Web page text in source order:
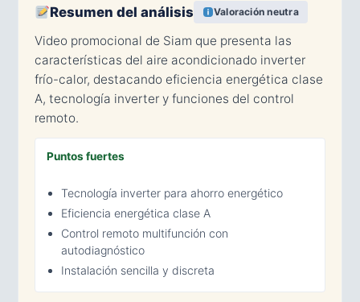
Resumen del análisis Valoración neutra
Video promocional de Siam que presenta las
características del aire acondicionado inverter
frío-calor, destacando eficiencia energética clase
A, tecnología inverter y funciones del control
remoto.
Puntos fuertes
Tecnología inverter para ahorro energético
Eficiencia energética clase A
Control remoto multifunción con
autodiagnóstico
Instalación sencilla y discreta